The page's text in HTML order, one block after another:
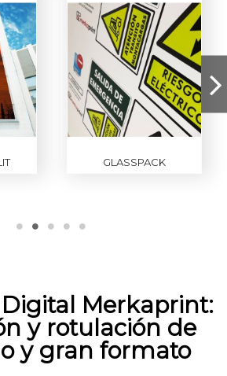
GLASSPACK
Merkaprint:
y rotulación de
y gran formato